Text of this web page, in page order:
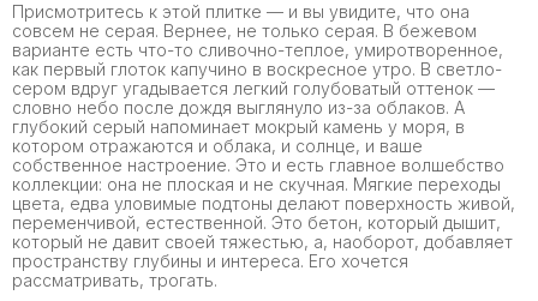
Присмотритесь к этой плитке — и вы увидите, что она
совсем не серая. Вернее, не только серая. В бежевом
варианте есть что-то сливочно-теплое, умиротворенное,
как первый глоток капучино в воскресное утро. В светло-
сером вдруг угадывается легкий голубоватый оттенок —
словно небо после дождя выглянуло из-за облаков. А
глубокий серый напоминает мокрый камень у моря, в
котором отражаются и облака, и солнце, и ваше
собственное настроение. Это и есть главное волшебство
коллекции: она не плоская и не скучная. Мягкие переходы
цвета, едва уловимые подтоны делают поверхность живой,
переменчивой, естественной. Это бетон, который дышит,
который не давит своей тяжестью, а, наоборот, добавляет
пространству глубины и интереса. Его хочется
рассматривать, трогать.